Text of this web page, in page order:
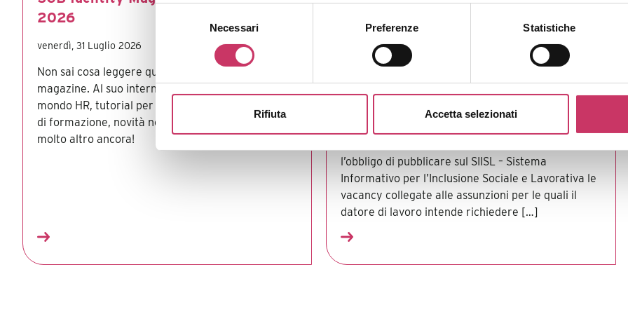
Necessari Preferenze Statistiche
Rifiuta Accetta selezionati
2026
venerdì, 31 Luglio 2026
Non sai cosa leggere quest'estate? Sfoglia il nostro
magazine. Al suo interno troverai tante news dal
mondo HR, tutorial per trovare lavoro, opportunità
di formazione, novità normative, amministrative e
molto altro ancora!
pubblicazione obbligatoria delle
vacancy sul SIISL
venerdì, 24 Luglio 2026
Le procedure relative alle assunzioni incentivate si
arricchiscono di un nuovo adempimento. L’articolo
l’obbligo di pubblicare sul SIISL – Sistema
Informativo per l’Inclusione Sociale e Lavorativa le
vacancy collegate alle assunzioni per le quali il
datore di lavoro intende richiedere […]